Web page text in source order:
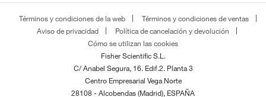
Términos y condiciones de la web
Términos y condiciones de ventas
Aviso de privacidad
Política de cancelación y devolución
Cómo se utilizan las cookies
Fisher Scientific S.L.
C/ Anabel Segura, 16. Edif.2. Planta 3
Centro Empresarial Vega Norte
28108 - Alcobendas (Madrid), ESPAÑA